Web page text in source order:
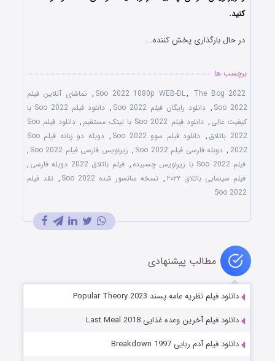
کنید.
در حال بارگذاری پخش کننده...
برچسب ها
Soo 2022 1080p WEB-DL, The Bog 2022
, تماشای آنلاین فیلم
Soo 2022
, دانلود رایگان فیلم Soo 2022 ,
دانلود فیلم Soo 2022 با
کیفیت عالی , دانلود فیلم Soo 2022 با لینک مستقیم ,
دانلود فیلم Soo
2022 باتلاق
, دانلود فیلم سوو Soo 2022 ,
دوبله دو زبانه فیلم Soo
2022
, دوبله فارسی فیلم Soo 2022 , زیرنویس فارسی فیلم Soo 2022
,
فیلم Soo 2022 با زیرنویس چسبیده
, فیلم باتلاق 2022 دوبله فارسی
,
فیلم سینمایی باتلاق ۲۰۲۲
, نسخه سانسور شده Soo 2022 , نقد فیلم
Soo 2022
مطالب پیشنهادی
دانلود فیلم نظریه عامه پسند Popular Theory 2023
دانلود فیلم آخرین وعده غذایی Last Meal 2018
دانلود فیلم آدم ربایی Breakdown 1997